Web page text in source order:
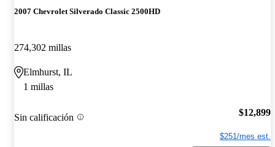
2007 Chevrolet Silverado Classic 2500HD
274,302 millas
Elmhurst, IL
1 millas
Sin calificación $12,899
$251/mes est.